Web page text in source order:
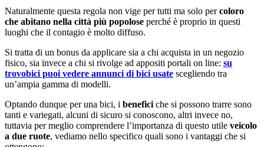
Naturalmente questa regola non vige per tutti ma solo percoloro
che abitano nella città più popolose perché è proprio in questi
luoghi che il contagio è molto diffuso.
Si tratta di un bonus da applicare sia a chi acquista in un negozio
fisico, sia invece a chi si rivolge ad appositi portali on line: su
trovobici puoi vedere annunci di bici usate scegliendo tra
un’ampia gamma di modelli.
Optando dunque per una bici, i benefici che si possono trarre sono
tanti e variegati, alcuni di sicuro si conoscono, altri invece no,
tuttavia per meglio comprendere l’importanza di questo utile veicolo
a due ruote, vediamo nello specifico quali sono i vantaggi che si